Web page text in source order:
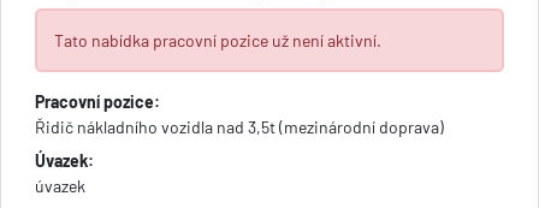
Tato nabídka pracovní pozice už není aktivní.
Pracovní pozice:
Řidič nákladního vozidla nad 3,5t (mezinárodní doprava)
Úvazek:
úvazek